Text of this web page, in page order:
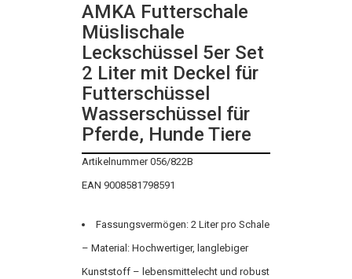
AMKA Futterschale
Müslischale
Leckschüssel 5er Set
2 Liter mit Deckel für
Futterschüssel
Wasserschüssel für
Pferde, Hunde Tiere
Artikelnummer 056/822B
EAN 9008581798591
Fassungsvermögen: 2 Liter pro Schale
– Material: Hochwertiger, langlebiger
Kunststoff – lebensmittelecht und robust